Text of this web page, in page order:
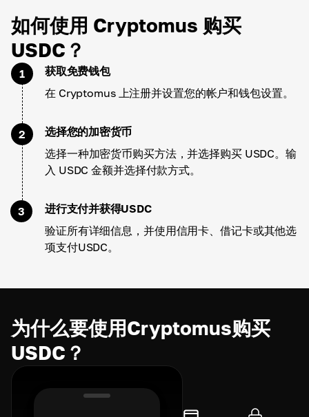
如何使用 Cryptomus 购买
USDC？
1
获取免费钱包
在 Cryptomus 上注册并设置您的帐户和钱包设置。
2
选择您的加密货币
选择一种加密货币购买方法，并选择购买 USDC。输
入 USDC 金额并选择付款方式。
3
进行支付并获得USDC
验证所有详细信息，并使用信用卡、借记卡或其他选
项支付USDC。
为什么要使用Cryptomus购买
USDC？